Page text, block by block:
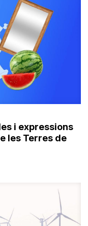
i expressions
les Terres de